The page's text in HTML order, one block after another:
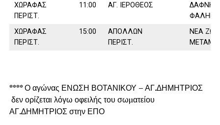
ΧΩΡΑΦΑΣ
ΠΕΡΙΣΤ.
11:00 ΑΓ. ΙΕΡΟΘΕΟΣ
∆ΑΦΝΗ
ΧΩΡΑΦΑΣ
ΠΕΡΙΣΤ.
15:00
ΑΠΟΛΛΩΝ
ΠΕΡΙΣΤ.
ΝΕΑ ΖΩΗ
ΜΕΤΑΜ.
****Ο αγώνας ΕΝΩΣΗ ΒΟΤΑΝΙΚΟΥ –ΑΓ.∆ΗΜΗΤΡΙΟΣ
δεν ορίζεται λόγω οφειλής του σωµατείου
ΑΓ.∆ΗΜΗΤΡΙΟΣ στην ΕΠΟ